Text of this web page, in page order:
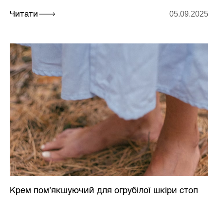
Читати 05.09.2025
Крем пом’якшуючий для огрубілої шкіри стоп